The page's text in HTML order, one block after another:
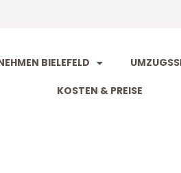
BIELEFELD
KOSTEN & PREISE